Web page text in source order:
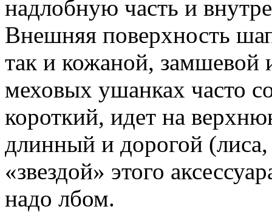
надлобную часть и
Внешняя поверхность
так и кожаной, замшевой
меховых ушанках часто
короткий, идет на
длинный и дорогой (лиса,
«звездой» этого
надо лбом.